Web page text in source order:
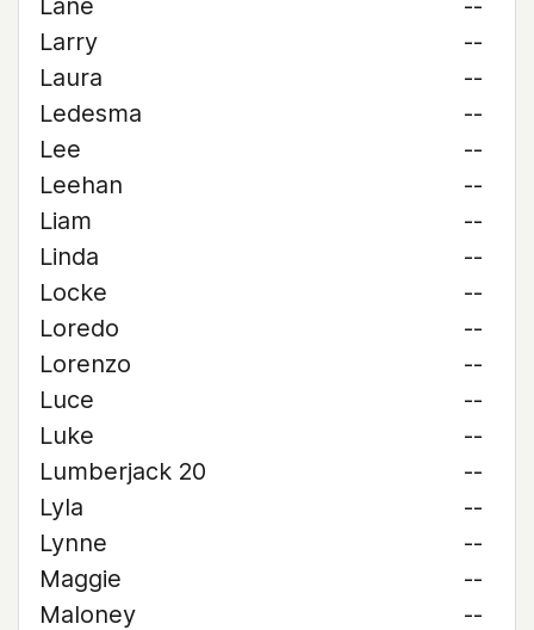
Lane
--
Larry
--
Laura
--
Ledesma
--
Lee
--
Leehan
--
Liam
--
Linda
--
Locke
--
Loredo
--
Lorenzo
--
Luce
--
Luke
--
Lumberjack 20
--
Lyla
--
Lynne
--
Maggie
--
Maloney
--